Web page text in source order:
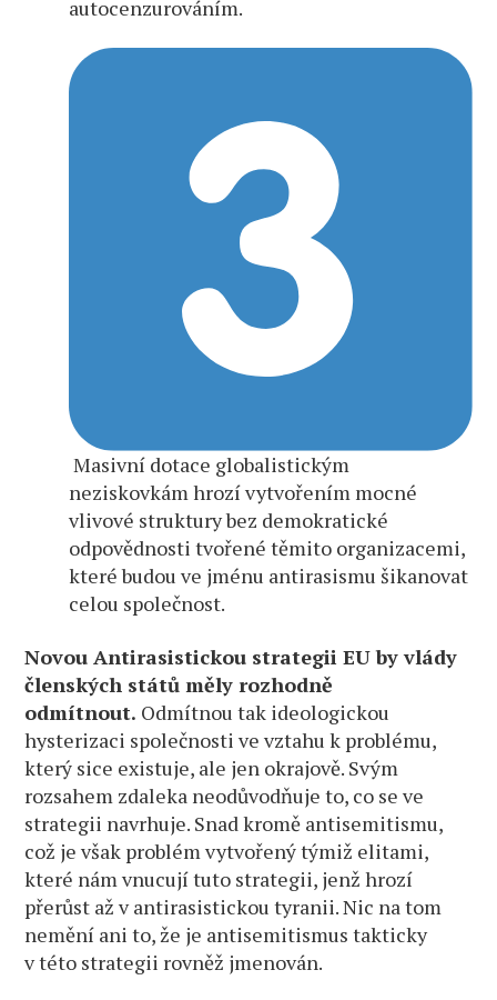
autocenzurováním.
Masivní dotace globalistickým
neziskovkám hrozí vytvořením mocné
vlivové struktury bez demokratické
odpovědnosti tvořené těmito organizacemi,
které budou ve jménu antirasismu šikanovat
celou společnost.
Novou Antirasistickou strategii EU by vlády
členských států měly rozhodně
odmítnout. Odmítnou tak ideologickou
hysterizaci společnosti ve vztahu k problému,
který sice existuje, ale jen okrajově. Svým
rozsahem zdaleka neodůvodňuje to, co se ve
strategii navrhuje. Snad kromě antisemitismu,
což je však problém vytvořený týmiž elitami,
které nám vnucují tuto strategii, jenž hrozí
přerůst až v antirasistickou tyranii. Nic na tom
nemění ani to, že je antisemitismus takticky
v této strategii rovněž jmenován.